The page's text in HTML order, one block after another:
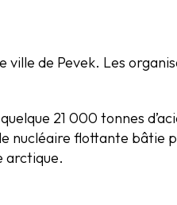
de Pevek. Les
21 000 tonnes
nucléaire flottante
arctique.